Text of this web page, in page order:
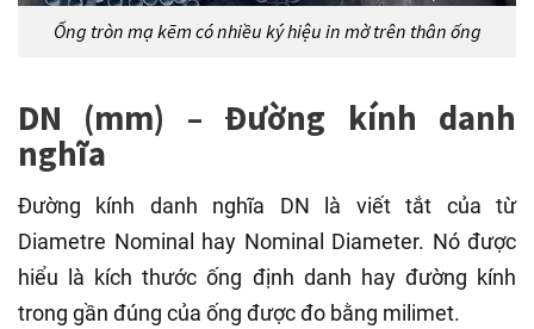
Ống tròn mạ kẽm có nhiều ký hiệu in mờ trên thân ống
DN (mm) – Đường kính danh
nghĩa
Đường kính danh nghĩa DN là viết tắt của từ
Diametre Nominal hay Nominal Diameter. Nó được
hiểu là kích thước ống định danh hay đường kính
trong gần đúng của ống được đo bằng milimet.